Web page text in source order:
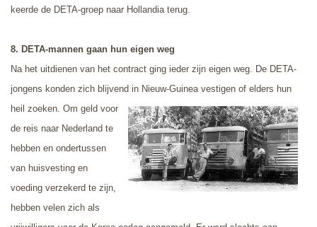
keerde de DETA-groep naar Hollandia terug.
8. DETA-mannen gaan hun eigen weg
Na het uitdienen van het contract ging ieder zijn eigen weg. De DETA-
jongens konden zich blijvend in Nieuw-Guinea vestigen of elders hun
heil zoeken. Om geld voor
de reis naar Nederland te
hebben en ondertussen
van huisvesting en
voeding verzekerd te zijn,
hebben velen zich als